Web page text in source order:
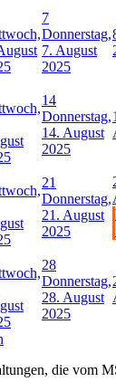
7
Donnerstag,
7. August
2025
14
Donnerstag,
14. August
2025
21
Donnerstag,
21. August
2025
28
Donnerstag,
28. August
2025
die vom